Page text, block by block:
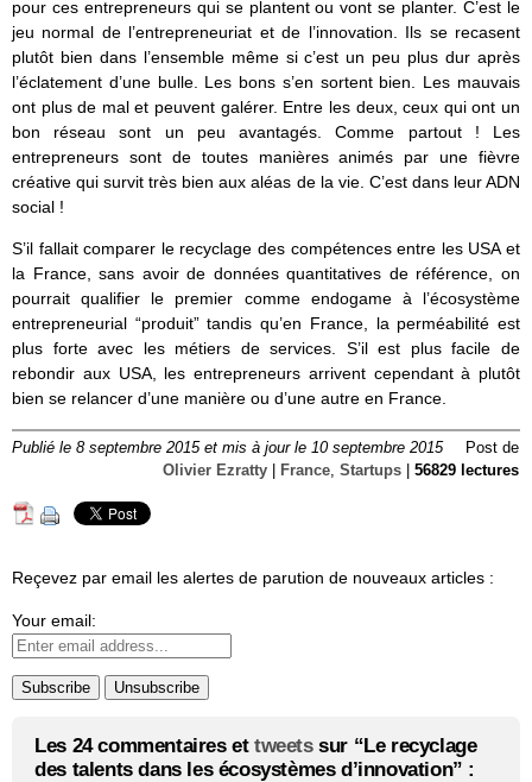
pour ces entrepreneurs qui se plantent ou vont se planter. C’est le
jeu normal de l’entrepreneuriat et de l’innovation. Ils se recasent
plutôt bien dans l’ensemble même si c’est un peu plus dur après
l’éclatement d’une bulle. Les bons s’en sortent bien. Les mauvais
ont plus de mal et peuvent galérer. Entre les deux, ceux qui ont un
bon réseau sont un peu avantagés. Comme partout ! Les
entrepreneurs sont de toutes manières animés par une fièvre
créative qui survit très bien aux aléas de la vie. C’est dans leur ADN
social !
S’il fallait comparer le recyclage des compétences entre les USA et
la France, sans avoir de données quantitatives de référence, on
pourrait qualifier le premier comme endogame à l’écosystème
entrepreneurial “produit” tandis qu’en France, la perméabilité est
plus forte avec les métiers de services. S’il est plus facile de
rebondir aux USA, les entrepreneurs arrivent cependant à plutôt
bien se relancer d’une manière ou d’une autre en France.
Publié le 8 septembre 2015 et mis à jour le 10 septembre 2015
Post de
Olivier Ezratty
France, Startups 56829 lectures
Reçevez par email les alertes de parution de nouveaux articles :
Your email:
Les 24 commentaires et tweetssur “Le recyclage
des talents dans les écosystèmes d’innovation” :